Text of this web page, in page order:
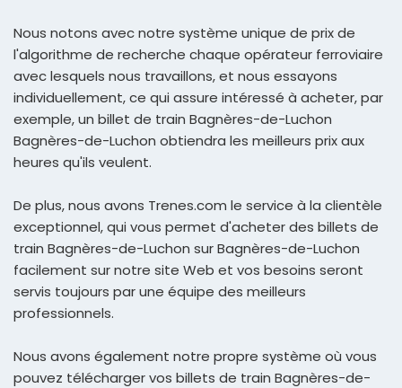
Nous notons avec notre système unique de prix de
l'algorithme de recherche chaque opérateur ferroviaire
avec lesquels nous travaillons, et nous essayons
individuellement, ce qui assure intéressé à acheter, par
exemple, un billet de train Bagnères-de-Luchon
Bagnères-de-Luchon obtiendra les meilleurs prix aux
heures qu'ils veulent.
De plus, nous avons Trenes.com le service à la clientèle
exceptionnel, qui vous permet d'acheter des billets de
train Bagnères-de-Luchon sur Bagnères-de-Luchon
facilement sur notre site Web et vos besoins seront
servis toujours par une équipe des meilleurs
professionnels.
Nous avons également notre propre système où vous
pouvez télécharger vos billets de train Bagnères-de-